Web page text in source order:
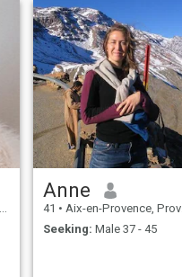
Anne
41 • Aix-en-Provence, Provence-Alpes-Côte d'Azur, France
Seeking: Male 37 - 45